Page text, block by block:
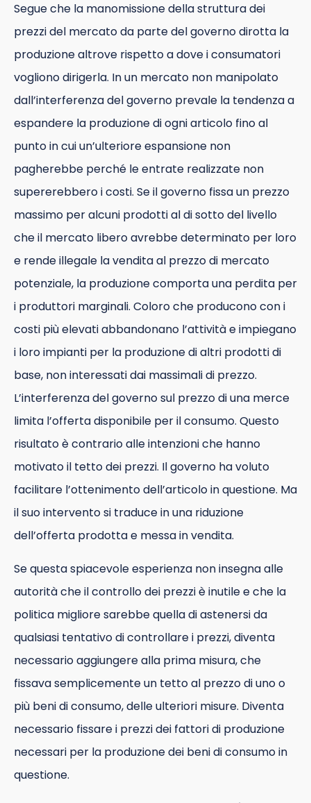
Segue che la manomissione della struttura dei
prezzi del mercato da parte del governo dirotta la
produzione altrove rispetto a dove i consumatori
vogliono dirigerla. In un mercato non manipolato
dall’interferenza del governo prevale la tendenza a
espandere la produzione di ogni articolo fino al
punto in cui un’ulteriore espansione non
pagherebbe perché le entrate realizzate non
supererebbero i costi. Se il governo fissa un prezzo
massimo per alcuni prodotti al di sotto del livello
che il mercato libero avrebbe determinato per loro
e rende illegale la vendita al prezzo di mercato
potenziale, la produzione comporta una perdita per
i produttori marginali. Coloro che producono con i
costi più elevati abbandonano l’attività e impiegano
i loro impianti per la produzione di altri prodotti di
base, non interessati dai massimali di prezzo.
L’interferenza del governo sul prezzo di una merce
limita l’offerta disponibile per il consumo. Questo
risultato è contrario alle intenzioni che hanno
motivato il tetto dei prezzi. Il governo ha voluto
facilitare l’ottenimento dell’articolo in questione. Ma
il suo intervento si traduce in una riduzione
dell’offerta prodotta e messa in vendita.
Se questa spiacevole esperienza non insegna alle
autorità che il controllo dei prezzi è inutile e che la
politica migliore sarebbe quella di astenersi da
qualsiasi tentativo di controllare i prezzi, diventa
necessario aggiungere alla prima misura, che
fissava semplicemente un tetto al prezzo di uno o
più beni di consumo, delle ulteriori misure. Diventa
necessario fissare i prezzi dei fattori di produzione
necessari per la produzione dei beni di consumo in
questione.